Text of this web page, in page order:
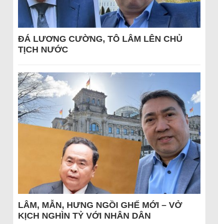
ĐÁ LƯƠNG CƯỜNG, TÔ LÂM LÊN CHỦ
TỊCH NƯỚC
LÂM, MẪN, HƯNG NGỒI GHẾ MỚI – VỞ
KỊCH NGHÌN TỶ VỚI NHÂN DÂN